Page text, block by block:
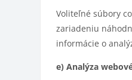
Voliteľné súbory
zariadeniu
informácie o
e) Analýza